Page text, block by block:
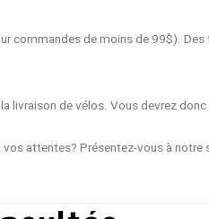
commandes de moins de 99$).
livraison de vélos. Vous devrez
attentes? Présentez-vous à